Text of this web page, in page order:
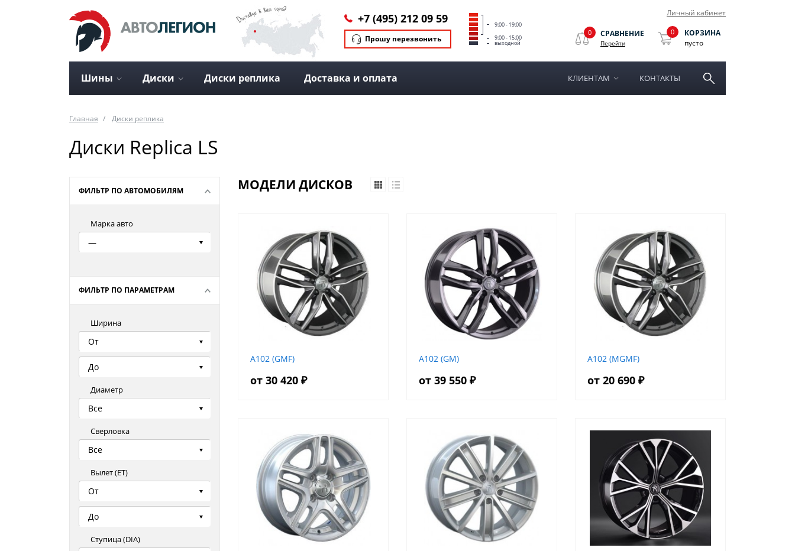
Личный кабинет
+7 (495) 212 09 59
Прошу перезвонить
9:00 - 19:00
9:00 - 15:00
выходной
0 СРАВНЕНИЕ
Перейти
0
КОРЗИНА
пусто
Шины Диски Диски реплика Доставка и оплата КЛИЕНТАМ КОНТАКТЫ
Главная Диски реплика
Диски Replica LS
ФИЛЬТР ПО АВТОМОБИЛЯМ
Марка авто
—
ФИЛЬТР ПО ПАРАМЕТРАМ
Ширина
От
До
Диаметр
Все
Сверловка
Все
Вылет (ЕТ)
От
До
Ступица (DIA)
МОДЕЛИ ДИСКОВ
A102 (GMF)
от 30 420 ₽
A102 (GM)
от 39 550 ₽
A102 (MGMF)
от 20 690 ₽